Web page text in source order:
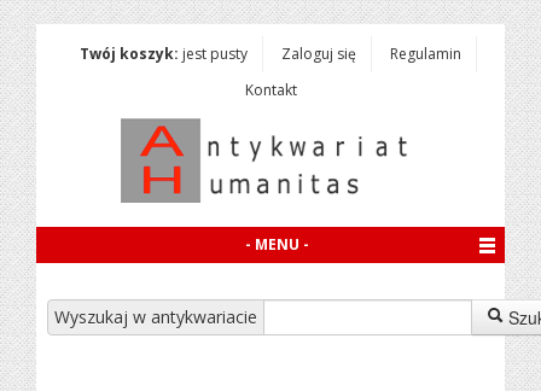
Twój koszyk: jest pusty Zaloguj się
Regulamin
Kontakt
- MENU -
Wyszukaj w antykwariacie